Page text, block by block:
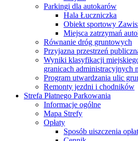
Parkingi dla autokarów
Hala Łuczniczka
Obiekt sportowy
Miejsca zatrzymań
Równanie dróg gruntowych
Przyjazna przestrzeń
Wyniki klasyfikacji
granicach administracyjnych
Program utwardzania ulic
Remonty jezdni i chodników
Strefa Płatnego Parkowania
Informacje ogólne
Mapa Strefy
Opłaty
Sposób uiszczenia